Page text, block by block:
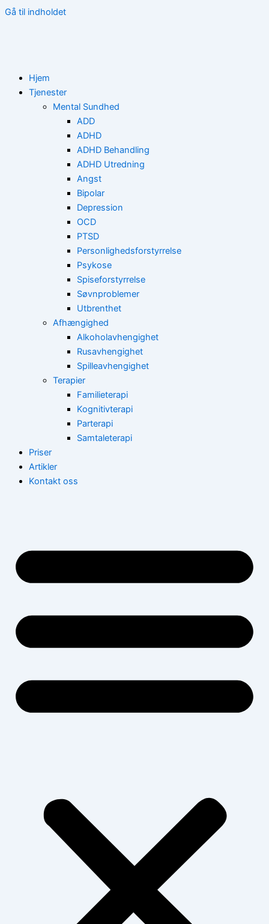
Gå til indholdet
Hjem
Tjenester
Mental Sundhed
ADD
ADHD
ADHD Behandling
ADHD Utredning
Angst
Bipolar
Depression
OCD
PTSD
Personlighedsforstyrrelse
Psykose
Spiseforstyrrelse
Søvnproblemer
Utbrenthet
Afhængighed
Alkoholavhengighet
Rusavhengighet
Spilleavhengighet
Terapier
Familieterapi
Kognitivterapi
Parterapi
Samtaleterapi
Priser
Artikler
Kontakt oss